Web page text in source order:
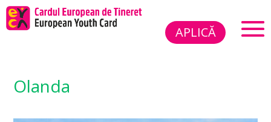
APLICĂ
Olanda